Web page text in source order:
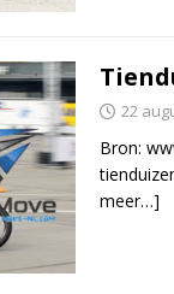
22
Bron:
meer…]